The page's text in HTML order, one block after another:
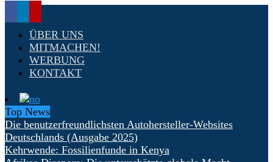
ÜBER UNS
MITMACHEN!
WERBUNG
KONTAKT
Top News
Die benutzerfreundlichsten Autohersteller-Websites
Deutschlands (Ausgabe 2025)
Kehrwende: Fossilienfunde in Kenya